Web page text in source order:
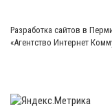
Разработка сайтов в
«Агентство Интернет